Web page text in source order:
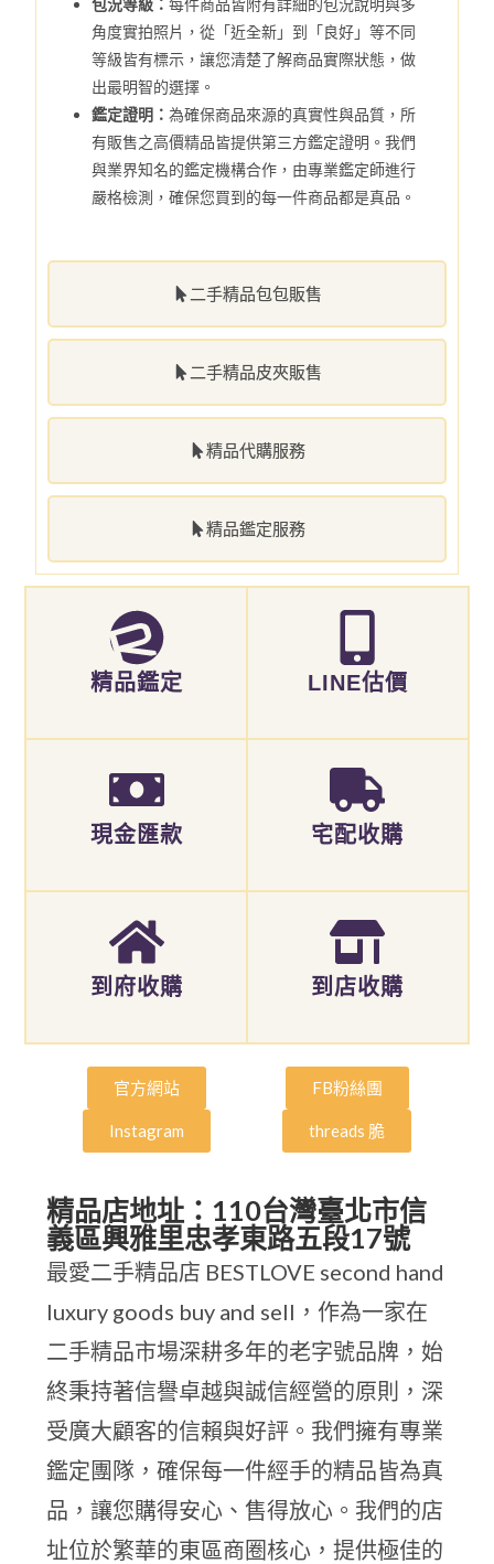
二手精品包包販售
二手精品皮夾販售
精品代購服務
精品鑑定服務
包況等級：每件商品皆附有詳細的包況說明與多
角度實拍照片，從「近全新」到「良好」等不同
等級皆有標示，讓您清楚了解商品實際狀態，做
出最明智的選擇。
鑑定證明：為確保商品來源的真實性與品質，所
有販售之高價精品皆提供第三方鑑定證明。我們
與業界知名的鑑定機構合作，由專業鑑定師進行
嚴格檢測，確保您買到的每一件商品都是真品。
精品鑑定 LINE估價
現金匯款 宅配收購
到府收購 到店收購
官方網站 FB粉絲團
Instagram threads 脆
精品店地址：110台灣臺北市信
義區興雅里忠孝東路五段17號
最愛二手精品店 BESTLOVE second hand
luxury goods buy and sell，作為一家在
二手精品市場深耕多年的老字號品牌，始
終秉持著信譽卓越與誠信經營的原則，深
受廣大顧客的信賴與好評。我們擁有專業
鑑定團隊，確保每一件經手的精品皆為真
品，讓您購得安心、售得放心。我們的店
址位於繁華的東區商圈核心，提供極佳的